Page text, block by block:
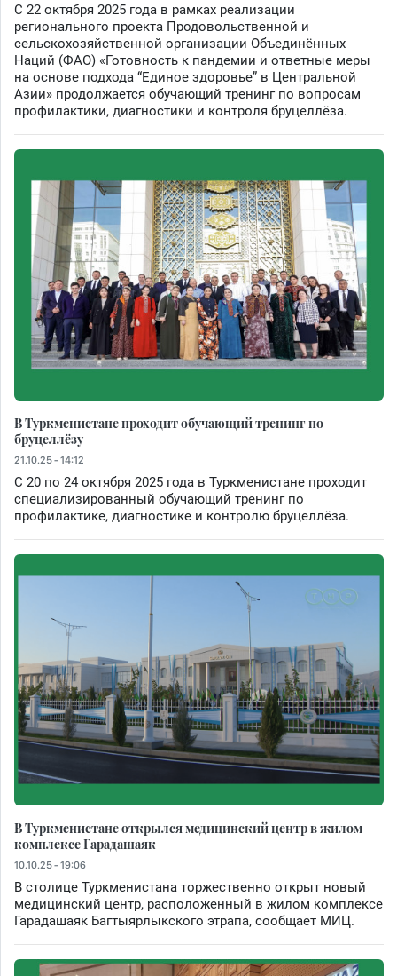
С 22 октября 2025 года в рамках реализации
регионального проекта Продовольственной и
сельскохозяйственной организации Объединённых
Наций (ФАО) «Готовность к пандемии и ответные меры
на основе подхода “Единое здоровье” в Центральной
Азии» продолжается обучающий тренинг по вопросам
профилактики, диагностики и контроля бруцеллёза.
В Туркменистане проходит обучающий тренинг по
бруцеллёзу
21.10.25 - 14:12
С 20 по 24 октября 2025 года в Туркменистане проходит
специализированный обучающий тренинг по
профилактике, диагностике и контролю бруцеллёза.
В Туркменистане открылся медицинский центр в жилом
комплексе Гарадашаяк
10.10.25 - 19:06
В столице Туркменистана торжественно открыт новый
медицинский центр, расположенный в жилом комплексе
Гарадашаяк Багтыярлыкского этрапа, сообщает МИЦ.